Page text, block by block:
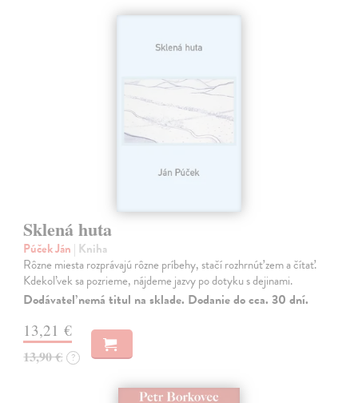
Sklená huta
Púček Ján | Kniha
Rôzne miesta rozprávajú rôzne príbehy, stačí rozhrnúť zem a čítať.
Kdekoľvek sa pozrieme, nájdeme jazvy po dotyku s dejinami.
Dodávateľ nemá titul na sklade. Dodanie do cca. 30 dní.
13,21 €
13,90 € ?